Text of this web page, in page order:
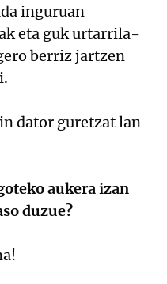
inguruan
eta guk urtarrila-
berriz jartzen
dator guretzat lan
aukera izan
duzue?